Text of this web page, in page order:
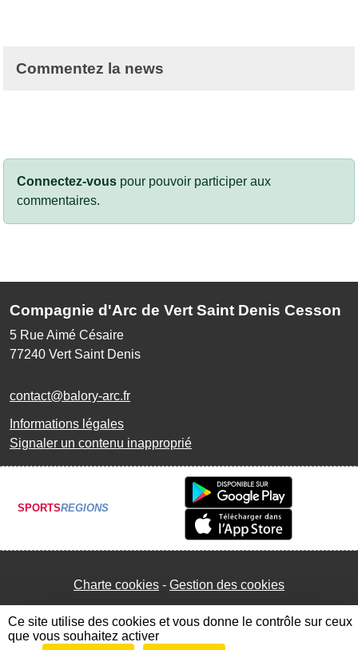
Commentez la news
Connectez-vous pour pouvoir participer aux
commentaires.
Compagnie d'Arc de Vert Saint Denis Cesson
5 Rue Aimé Césaire
77240 Vert Saint Denis
contact@balory-arc.fr
Informations légales
Signaler un contenu inapproprié
SPORTSREGIONS
Charte cookies Gestion des cookies
Ce site utilise des cookies et vous donne le contrôle sur ceux
que vous souhaitez activer